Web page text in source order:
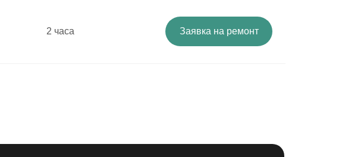
2 часа Заявка на ремонт